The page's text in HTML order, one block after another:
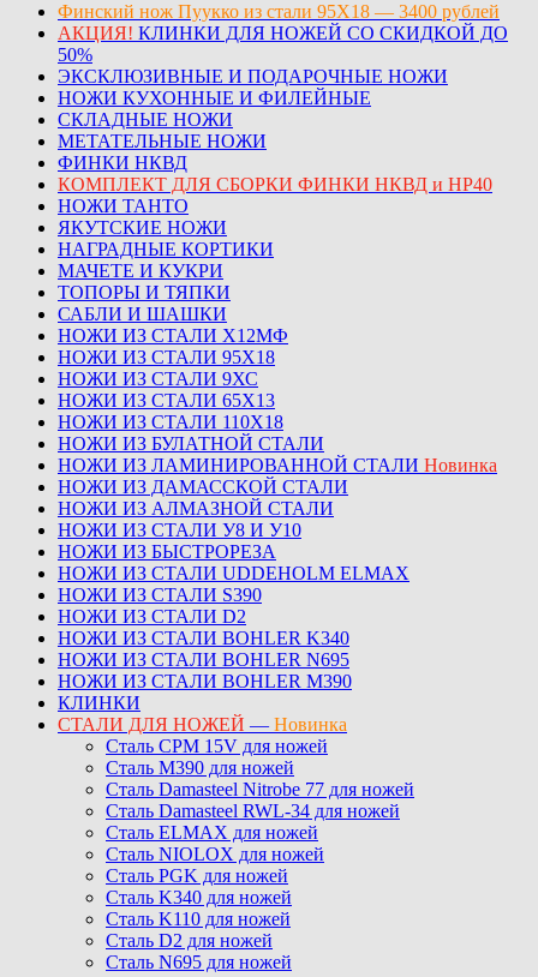
Финский нож Пуукко из стали 95Х18 — 3400 рублей
АКЦИЯ! КЛИНКИ ДЛЯ НОЖЕЙ СО СКИДКОЙ ДО
50%
ЭКСКЛЮЗИВНЫЕ И ПОДАРОЧНЫЕ НОЖИ
НОЖИ КУХОННЫЕ И ФИЛЕЙНЫЕ
СКЛАДНЫЕ НОЖИ
МЕТАТЕЛЬНЫЕ НОЖИ
ФИНКИ НКВД
КОМПЛЕКТ ДЛЯ СБОРКИ ФИНКИ НКВД и НР40
НОЖИ ТАНТО
ЯКУТСКИЕ НОЖИ
НАГРАДНЫЕ КОРТИКИ
МАЧЕТЕ И КУКРИ
ТОПОРЫ И ТЯПКИ
САБЛИ И ШАШКИ
НОЖИ ИЗ СТАЛИ Х12МФ
НОЖИ ИЗ СТАЛИ 95Х18
НОЖИ ИЗ СТАЛИ 9ХС
НОЖИ ИЗ СТАЛИ 65Х13
НОЖИ ИЗ СТАЛИ 110Х18
НОЖИ ИЗ БУЛАТНОЙ СТАЛИ
НОЖИ ИЗ ЛАМИНИРОВАННОЙ СТАЛИ Новинка
НОЖИ ИЗ ДАМАССКОЙ СТАЛИ
НОЖИ ИЗ АЛМАЗНОЙ СТАЛИ
НОЖИ ИЗ СТАЛИ У8 И У10
НОЖИ ИЗ БЫСТРОРЕЗА
НОЖИ ИЗ СТАЛИ UDDEHOLM ELMAX
НОЖИ ИЗ СТАЛИ S390
НОЖИ ИЗ СТАЛИ D2
НОЖИ ИЗ СТАЛИ BOHLER K340
НОЖИ ИЗ СТАЛИ BOHLER N695
НОЖИ ИЗ СТАЛИ BOHLER M390
КЛИНКИ
СТАЛИ ДЛЯ НОЖЕЙ — Новинка
Сталь CPM 15V для ножей
Сталь M390 для ножей
Сталь Damasteel Nitrobe 77 для ножей
Сталь Damasteel RWL-34 для ножей
Сталь ELMAX для ножей
Сталь NIOLOX для ножей
Сталь PGK для ножей
Сталь K340 для ножей
Сталь K110 для ножей
Сталь D2 для ножей
Сталь N695 для ножей